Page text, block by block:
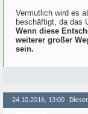
Vermutlich wird es
beschäftigt, da das
Wenn diese
weiterer großer
sein.
24.10.2016, 13:00